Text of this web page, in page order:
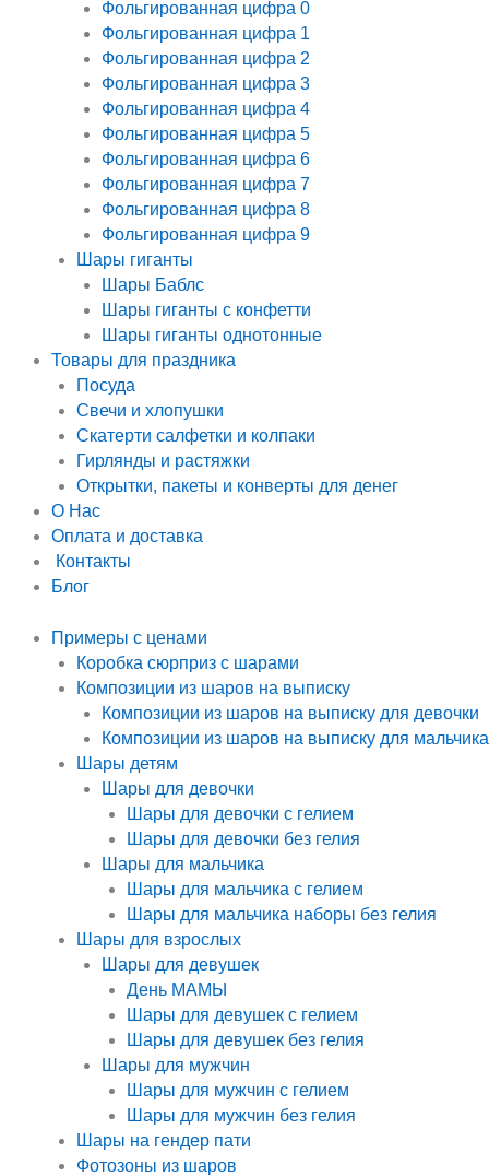
Фольгированная цифра 0
Фольгированная цифра 1
Фольгированная цифра 2
Фольгированная цифра 3
Фольгированная цифра 4
Фольгированная цифра 5
Фольгированная цифра 6
Фольгированная цифра 7
Фольгированная цифра 8
Фольгированная цифра 9
Шары гиганты
Шары Баблс
Шары гиганты с конфетти
Шары гиганты однотонные
Товары для праздника
Посуда
Свечи и хлопушки
Скатерти салфетки и колпаки
Гирлянды и растяжки
Открытки, пакеты и конверты для денег
О Нас
Оплата и доставка
Контакты
Блог
Примеры с ценами
Коробка сюрприз с шарами
Композиции из шаров на выписку
Композиции из шаров на выписку для девочки
Композиции из шаров на выписку для мальчика
Шары детям
Шары для девочки
Шары для девочки с гелием
Шары для девочки без гелия
Шары для мальчика
Шары для мальчика с гелием
Шары для мальчика наборы без гелия
Шары для взрослых
Шары для девушек
День МАМЫ
Шары для девушек с гелием
Шары для девушек без гелия
Шары для мужчин
Шары для мужчин с гелием
Шары для мужчин без гелия
Шары на гендер пати
Фотозоны из шаров